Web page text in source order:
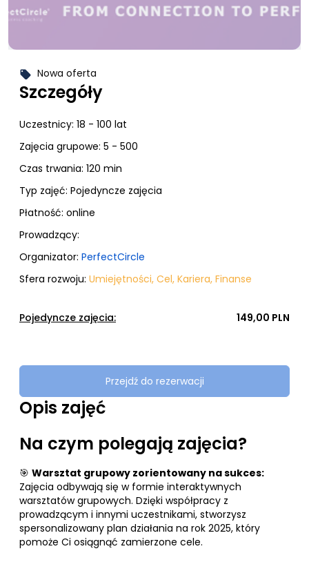
Szczegóły
local_offer Nowa oferta
Uczestnicy: 18 - 100 lat
Zajęcia grupowe: 5 - 500
Czas trwania: 120 min
Typ zajęć: Pojedyncze zajęcia
Płatność: online
Prowadzący:
Organizator: PerfectCircle
Sfera rozwoju: Umiejętności, Cel, Kariera, Finanse
Pojedyncze zajęcia: 149,00 PLN
Przejdź do rezerwacji
Opis zajęć
Na czym polegają zajęcia?
🎯 Warsztat grupowy zorientowany na sukces:
Zajęcia odbywają się w formie interaktywnych
warsztatów grupowych. Dzięki współpracy z
prowadzącym i innymi uczestnikami, stworzysz
spersonalizowany plan działania na rok 2025, który
pomoże Ci osiągnąć zamierzone cele.